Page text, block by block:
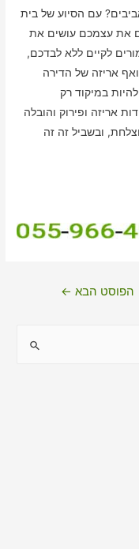
עם הסיוע של בית
את עצמכם עושים את
לקיים ללא לבדכם,
אריזה של הדירה
במיקוד רק
אריזה ופירוק והובלה
ובשביל זה זה
הפוסט הבא ←